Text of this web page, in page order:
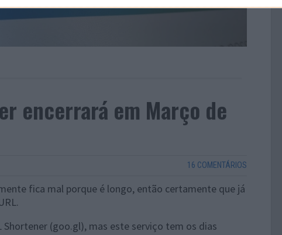
encerrará em Março de
16 COMENTÁRIOS
fica mal porque é longo, então certamente que já
(goo.gl), mas este serviço tem os dias